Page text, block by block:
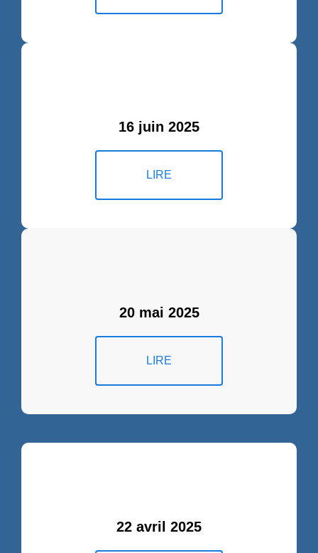
16 juin 2025
LIRE
20 mai 2025
LIRE
22 avril 2025